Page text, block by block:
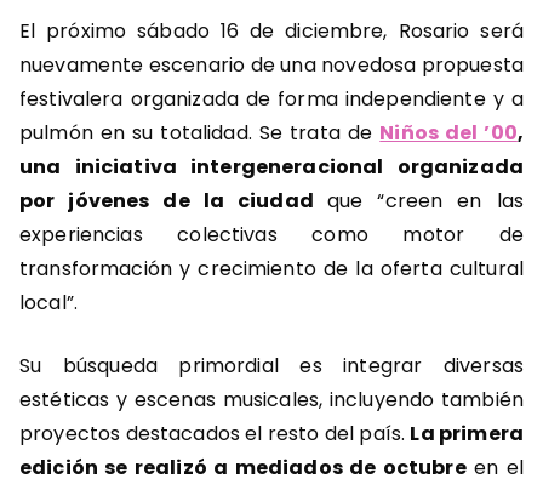
El próximo sábado 16 de diciembre, Rosario será
nuevamente escenario de una novedosa propuesta
festivalera organizada de forma independiente y a
pulmón en su totalidad. Se trata de Niños del ’00,
una iniciativa intergeneracional organizada
por jóvenes de la ciudad que “creen en las
experiencias colectivas como motor de
transformación y crecimiento de la oferta cultural
local”.
Su búsqueda primordial es integrar diversas
estéticas y escenas musicales, incluyendo también
proyectos destacados el resto del país. La primera
edición se realizó a mediados de octubreen el